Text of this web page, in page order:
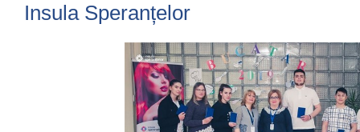
Insula Speranțelor